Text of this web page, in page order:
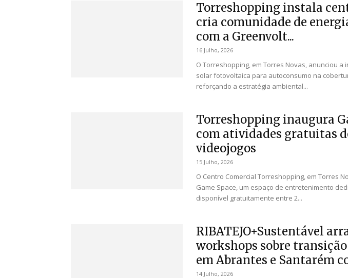
Torreshopping instala
cria comunidade de
com a Greenvolt...
16 Julho, 2026
O Torreshopping, em Torres Novas, anunciou a
solar fotovoltaica para autoconsumo na
reforçando a estratégia ambiental...
Torreshopping inaugura
com atividades gratuitas
videojogos
15 Julho, 2026
O Centro Comercial Torreshopping, em Torres
Game Space, um espaço de entretenimento
disponível gratuitamente entre 2...
RIBATEJO+Sustentável
workshops sobre
em Abrantes e Santarém
14 Julho, 2026